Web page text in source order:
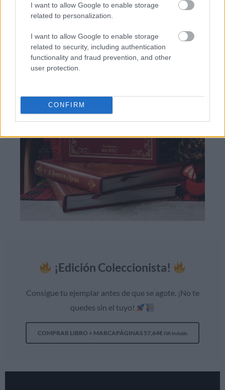
I want to allow Google to enable storage
related to personalization.
I want to allow Google to enable storage
related to security, including authentication
functionality and fraud prevention, and other
user protection.
CONFIRM
¡Edición Coleccionista!
Consigue tu ejemplar antes de que se agote. ¡No te
quedes sin el tuyo!
COMPRAR LIBRO + MARCAPÁGINAS 57,64€ IVA Incluido